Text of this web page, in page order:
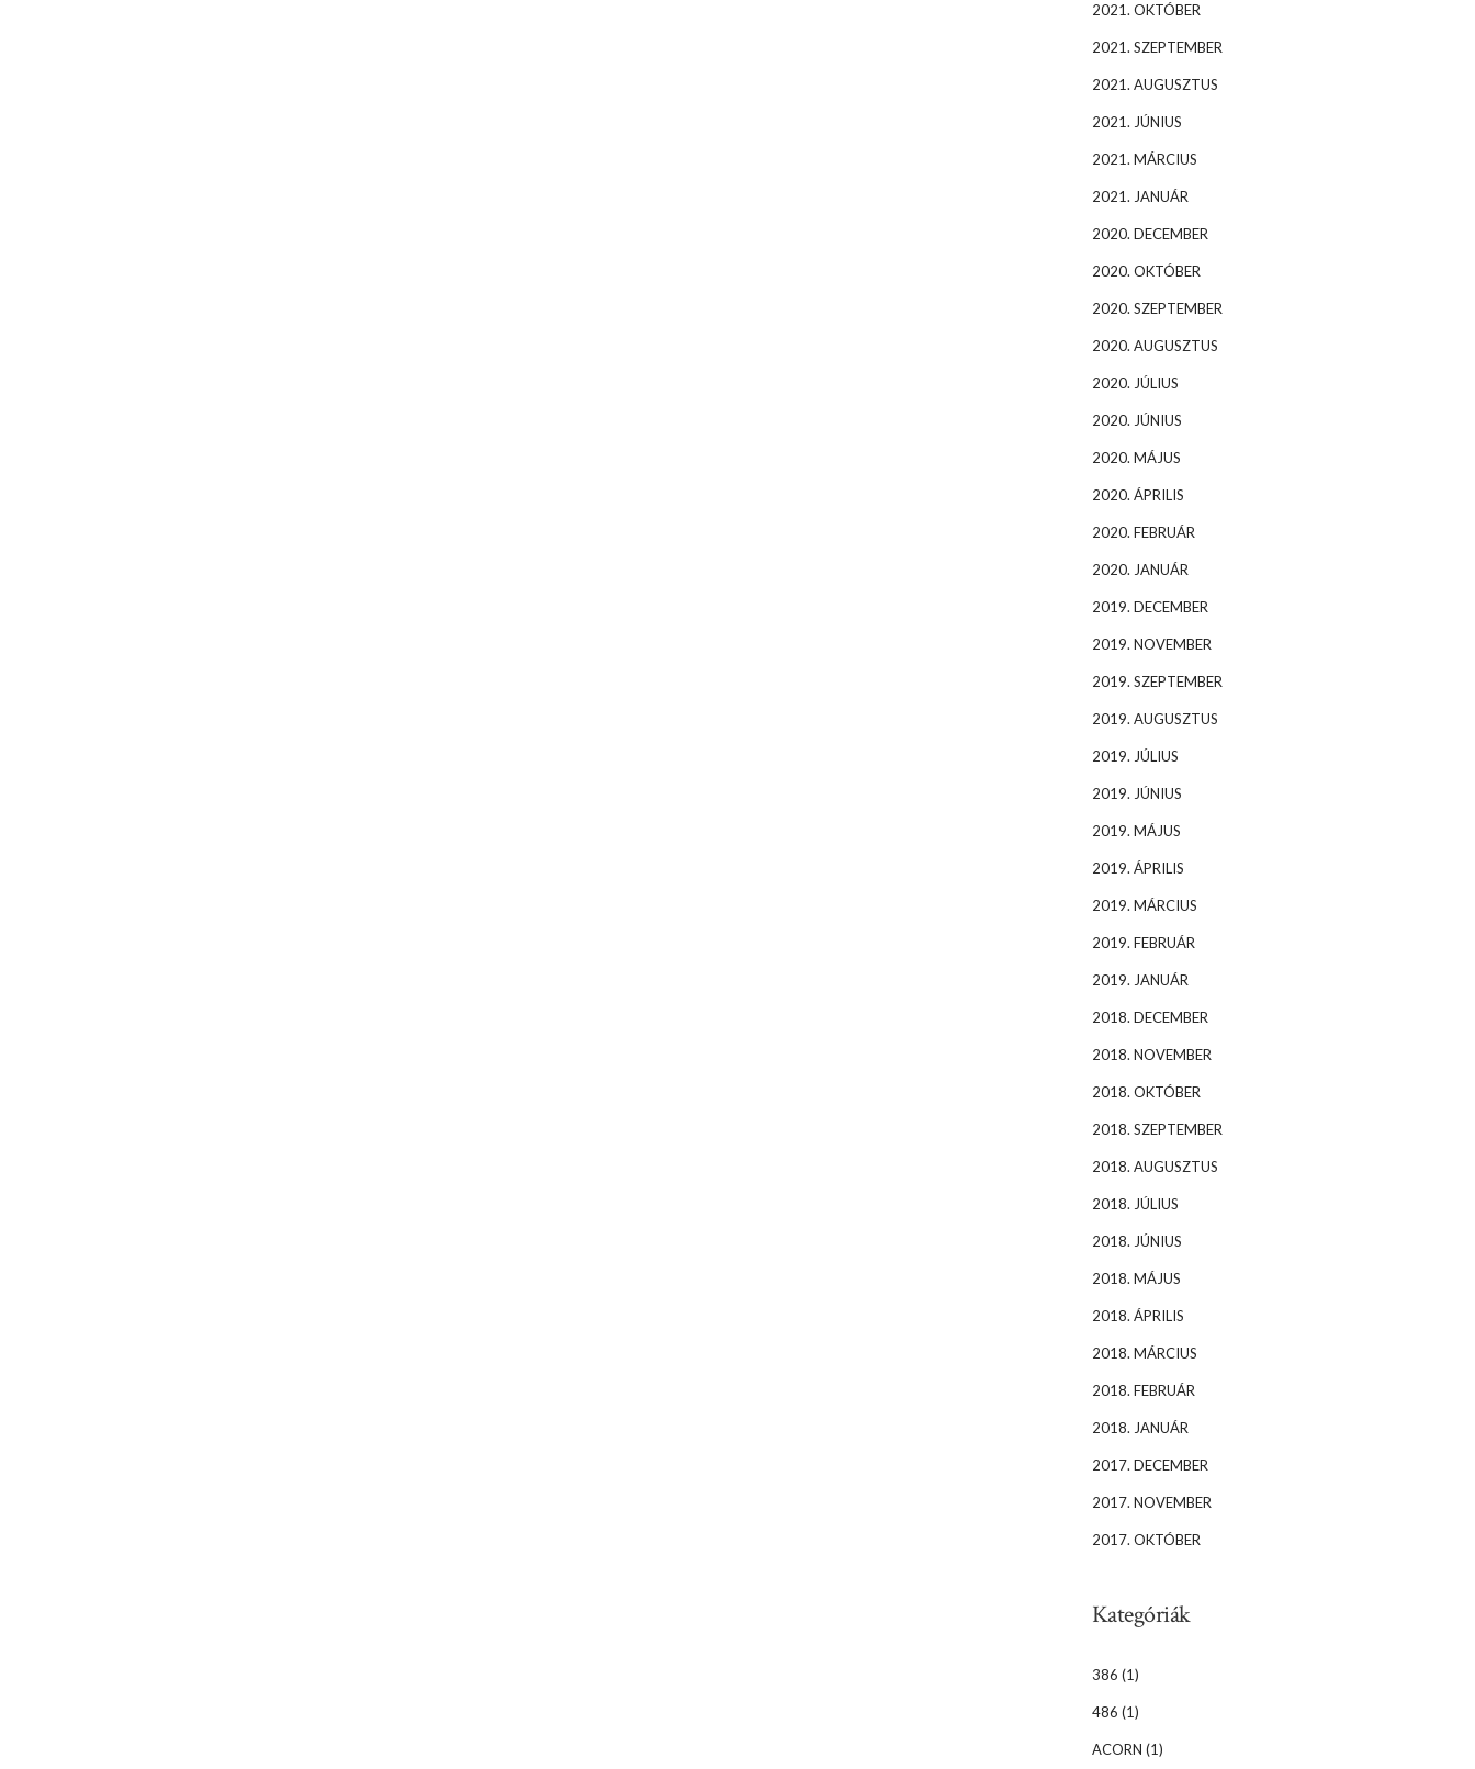
2021. OKTÓBER
2021. SZEPTEMBER
2021. AUGUSZTUS
2021. JÚNIUS
2021. MÁRCIUS
2021. JANUÁR
2020. DECEMBER
2020. OKTÓBER
2020. SZEPTEMBER
2020. AUGUSZTUS
2020. JÚLIUS
2020. JÚNIUS
2020. MÁJUS
2020. ÁPRILIS
2020. FEBRUÁR
2020. JANUÁR
2019. DECEMBER
2019. NOVEMBER
2019. SZEPTEMBER
2019. AUGUSZTUS
2019. JÚLIUS
2019. JÚNIUS
2019. MÁJUS
2019. ÁPRILIS
2019. MÁRCIUS
2019. FEBRUÁR
2019. JANUÁR
2018. DECEMBER
2018. NOVEMBER
2018. OKTÓBER
2018. SZEPTEMBER
2018. AUGUSZTUS
2018. JÚLIUS
2018. JÚNIUS
2018. MÁJUS
2018. ÁPRILIS
2018. MÁRCIUS
2018. FEBRUÁR
2018. JANUÁR
2017. DECEMBER
2017. NOVEMBER
2017. OKTÓBER
Kategóriák
386 (1)
486 (1)
ACORN (1)